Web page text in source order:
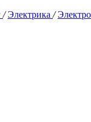
/ Электрика /